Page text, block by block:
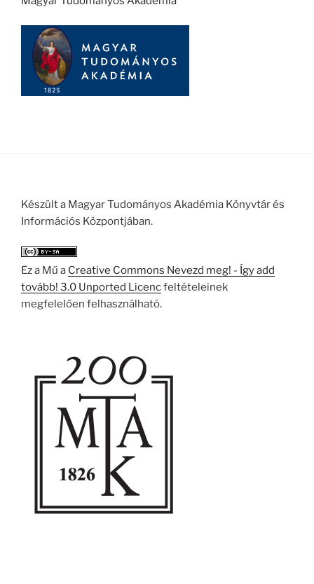
Készült a Magyar Tudományos Akadémia Könyvtár és
Információs Központjában.
Ez a Mű a Creative Commons Nevezd meg! - Így add
tovább! 3.0 Unported Licencfeltételeinek
megfelelően felhasználható.